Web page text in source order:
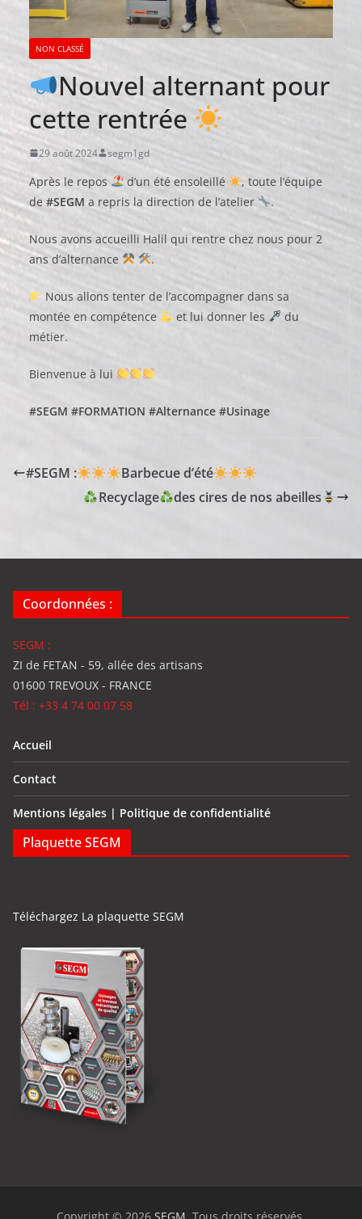
NON CLASSÉ
Nouvel alternant pour
cette rentrée
29 août 2024 segm1gd
Après le repos d’un été ensoleillé
, toute l’équipe
de #SEGM a repris la direction de l’atelier .
Nous avons accueilli Halil qui rentre chez nous pour 2
ans d’alternance
.
Nous allons tenter de l’accompagner dans sa
montée en compétence
et lui donner les
du
métier.
Bienvenue à lui
#SEGM #FORMATION #Alternance #Usinage
#SEGM :
Barbecue d’été
Recyclage
des cires de nos abeilles
Coordonnées :
SEGM :
ZI de FETAN - 59, allée des artisans
01600 TREVOUX - FRANCE
Tél : +33 4 74 00 07 58
Accueil
Contact
Mentions légales | Politique de confidentialité
Plaquette SEGM
Téléchargez La plaquette SEGM